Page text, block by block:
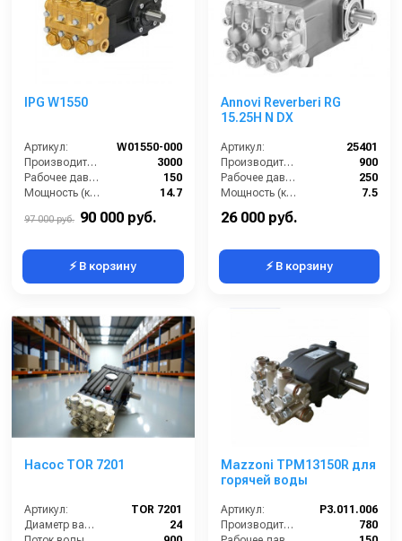
IPG W1550
Артикул:
W01550-000
Производительность (л/ч):
3000
Рабочее давление (бар):
150
Мощность (кВт):
14.7
97 000 руб. 90 000 руб.
⚡ В корзину
Annovi Reverberi RG
15.25H N DX
Артикул:
25401
Производительность (л/ч):
900
Рабочее давление (бар):
250
Мощность (кВт):
7.5
26 000 руб.
⚡ В корзину
Насос TOR 7201
Артикул:
TOR 7201
Диаметр вала (мм):
24
Mazzoni TPM13150R для
горячей воды
Артикул:
P3.011.006
Производительность (л/ч):
780